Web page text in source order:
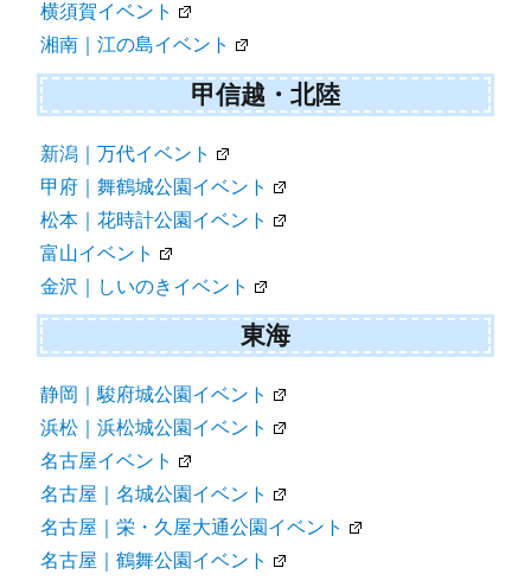
横須賀イベント
湘南｜江の島イベント
甲信越・北陸
新潟｜万代イベント
甲府｜舞鶴城公園イベント
松本｜花時計公園イベント
富山イベント
金沢｜しいのきイベント
東海
静岡｜駿府城公園イベント
浜松｜浜松城公園イベント
名古屋イベント
名古屋｜名城公園イベント
名古屋｜栄・久屋大通公園イベント
名古屋｜鶴舞公園イベント